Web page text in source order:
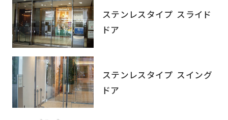
ステンレスタイプ スライド
ドア
ステンレスタイプ スイング
ドア